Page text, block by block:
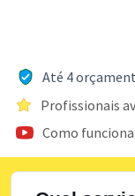
Até 4
Profissionais
Como